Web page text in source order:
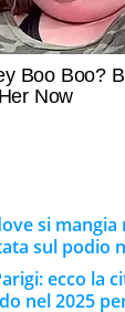
si
sul podio
ecco la
nel 2025